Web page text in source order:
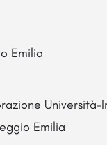
Emilia
Università-
Emilia